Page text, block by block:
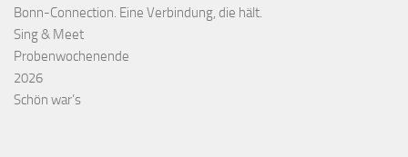
Bonn-Connection. Eine Verbindung, die hält.
Sing & Meet
Probenwochenende
2026
Schön war’s